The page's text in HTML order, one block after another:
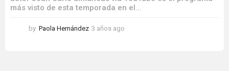
más visto de esta temporada en el...
by Paola Hernández 3 años ago